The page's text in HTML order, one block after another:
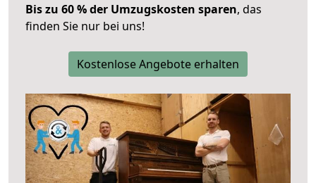
Bis zu 60 % der Umzugskosten sparen, das
finden Sie nur bei uns!
Kostenlose Angebote erhalten